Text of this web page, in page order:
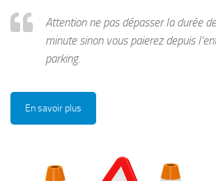
Attention ne pas dépasser la durée
minute sinon vous paierez depuis
parking.
En savoir plus